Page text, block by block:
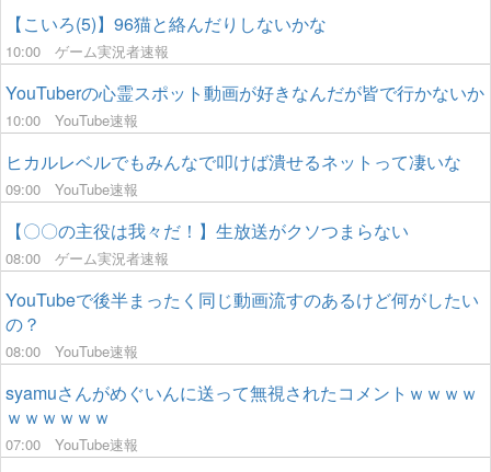
【こいろ(5)】96猫と絡んだりしないかな
10:00 ゲーム実況者速報
YouTuberの心霊スポット動画が好きなんだが皆で行かないか
10:00 YouTube速報
ヒカルレベルでもみんなで叩けば潰せるネットって凄いな
09:00 YouTube速報
【〇〇の主役は我々だ！】生放送がクソつまらない
08:00 ゲーム実況者速報
YouTubeで後半まったく同じ動画流すのあるけど何がしたい
の？
08:00 YouTube速報
syamuさんがめぐいんに送って無視されたコメントｗｗｗｗ
ｗｗｗｗｗｗ
07:00 YouTube速報